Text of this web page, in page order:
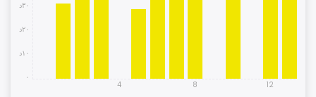
٣٠د
٢٠د
١٠د
٠
4 8 12